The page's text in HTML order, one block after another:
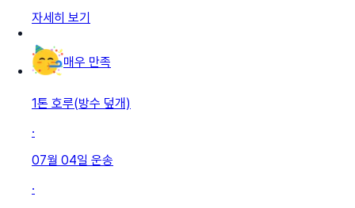
자세히 보기
매우 만족
1톤 호루(방수 덮개)
·
07월 04일 운송
·